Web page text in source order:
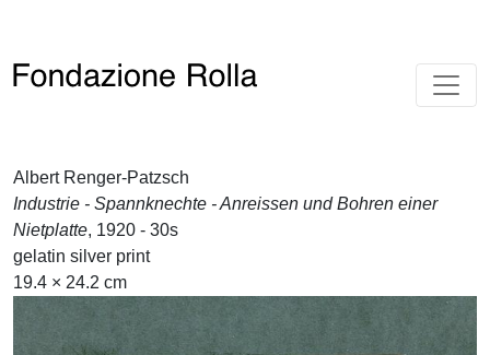
Albert Renger-Patzsch
Industrie - Spannknechte - Anreissen und Bohren einer
Nietplatte, 1920 - 30s
gelatin silver print
19.4 × 24.2 cm